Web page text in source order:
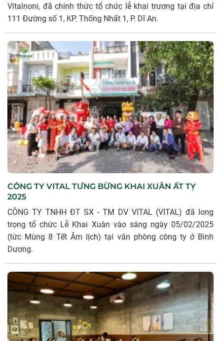
Vitalnoni, đã chính thức tổ chức lễ khai trương tại địa chỉ
111 Đường số 1, KP. Thống Nhất 1, P. Dĩ An.
CÔNG TY VITAL TƯNG BỪNG KHAI XUÂN ẤT TỴ
2025
CÔNG TY TNHH ĐT SX - TM DV VITAL (VITAL) đã long
trọng tổ chức Lễ Khai Xuân vào sáng ngày 05/02/2025
(tức Mùng 8 Tết Âm lịch) tại văn phòng công ty ở Bình
Dương.